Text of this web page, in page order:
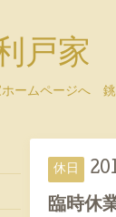
戸家
ームページへ
休日
臨時休